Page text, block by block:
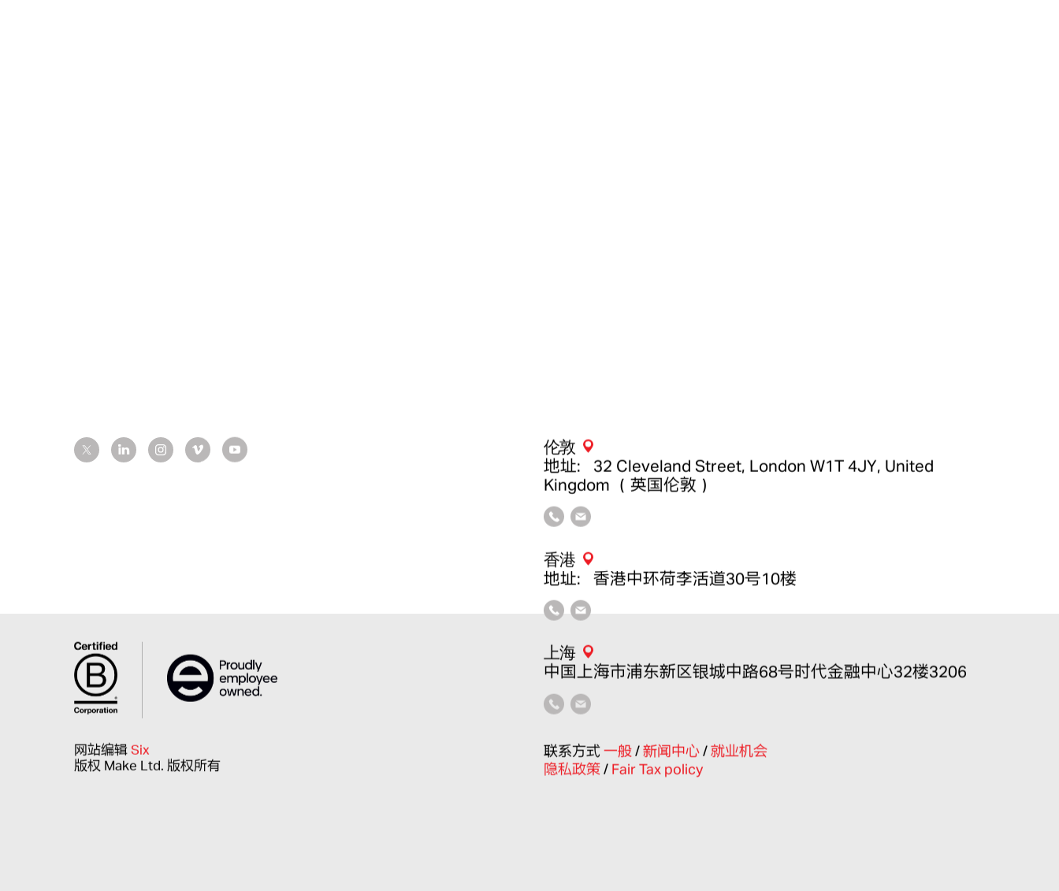
伦敦
地址：32 Cleveland Street, London W1T 4JY, United
Kingdom （英国伦敦）
香港
地址：香港中环荷李活道30号10楼
上海
中国上海市浦东新区银城中路68号时代金融中心32楼3206
联系方式 一般 / 新闻中心 / 就业机会
隐私政策 / Fair Tax policy
网站编辑Six
版权 Make Ltd. 版权所有